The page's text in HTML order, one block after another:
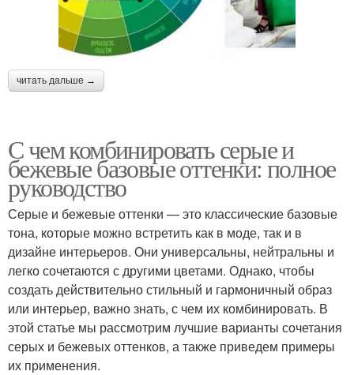
читать дальше →
С чем комбинировать серые и
бежевые базовые оттенки: полное
руководство
Серые и бежевые оттенки — это классические базовые
тона, которые можно встретить как в моде, так и в
дизайне интерьеров. Они универсальны, нейтральны и
легко сочетаются с другими цветами. Однако, чтобы
создать действительно стильный и гармоничный образ
или интерьер, важно знать, с чем их комбинировать. В
этой статье мы рассмотрим лучшие варианты сочетания
серых и бежевых оттенков, а также приведем примеры
их применения.